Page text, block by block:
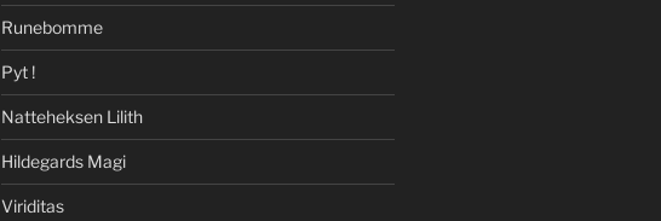
Runebomme
Pyt !
Natteheksen Lilith
Hildegards Magi
Viriditas